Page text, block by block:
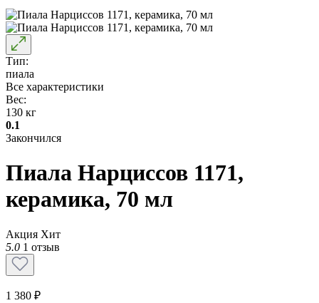
Тип:
пиала
Все характеристики
Вес:
130 кг
0.1
Закончился
Пиала Нарциссов 1171,
керамика, 70 мл
Акция Хит
5.0 1 отзыв
1 380 ₽